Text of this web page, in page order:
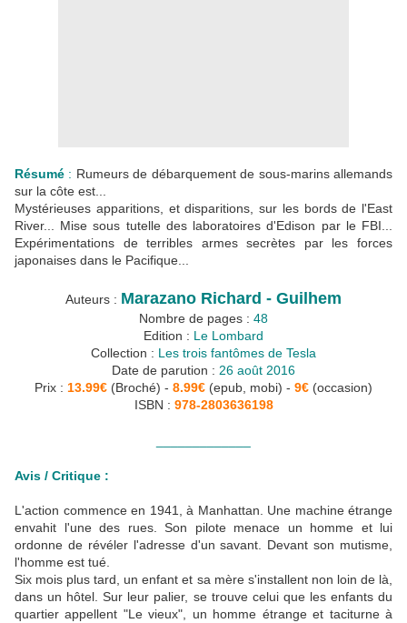
Résumé : Rumeurs de débarquement de sous-marins allemands
sur la côte est...
Mystérieuses apparitions, et disparitions, sur les bords de l'East
River... Mise sous tutelle des laboratoires d'Edison par le FBI...
Expérimentations de terribles armes secrètes par les forces
japonaises dans le Pacifique...
Auteurs : Marazano Richard - Guilhem
Nombre de pages : 48
Edition : Le Lombard
Collection : Les trois fantômes de Tesla
Date de parution : 26 août 2016
Prix : 13.99€ (Broché) - 8.99€ (epub, mobi) - 9€ (occasion)
ISBN : 978-2803636198
Avis / Critique :
L'action commence en 1941, à Manhattan. Une machine étrange
envahit l'une des rues. Son pilote menace un homme et lui
ordonne de révéler l'adresse d'un savant. Devant son mutisme,
l'homme est tué.
Six mois plus tard, un enfant et sa mère s'installent non loin de là,
dans un hôtel. Sur leur palier, se trouve celui que les enfants du
quartier appellent "Le vieux", un homme étrange et taciturne à